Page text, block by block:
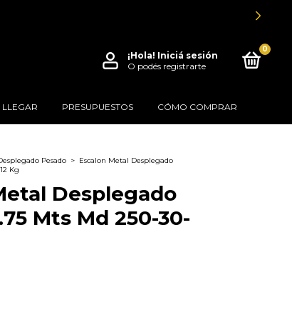
¡Hola! Iniciá sesión
O podés registrarte
0
PRESUPUESTOS CÓMO COMPRAR
Pesado > Escalon Metal Desplegado
Kg
Desplegado
Mts Md 250-30-